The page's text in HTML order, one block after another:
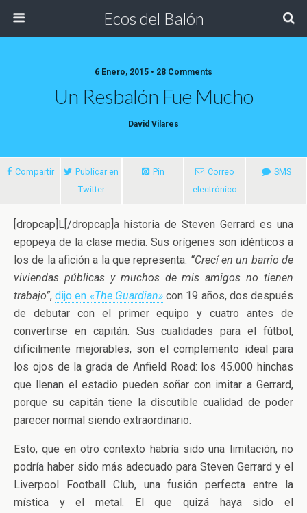
Ecos del Balón
6 Enero, 2015 • 28 Comments
Un Resbalón Fue Mucho
David Vilares
Compartir
Publicar en
Twitter
Pin
Correo
electrónico
SMS
[dropcap]L[/dropcap]a historia de Steven Gerrard es una
epopeya de la clase media. Sus orígenes son idénticos a
los de la afición a la que representa: “Crecí en un barrio de
viviendas públicas y muchos de mis amigos no tienen
trabajo”,dijo en «The Guardian»con 19 años, dos después
de debutar con el primer equipo y cuatro antes de
convertirse en capitán. Sus cualidades para el fútbol,
difícilmente mejorables, son el complemento ideal para
los ojos de la grada de Anfield Road: los 45.000 hinchas
que llenan el estadio pueden soñar con imitar a Gerrard,
porque su capitán tiene la discutible cualidad de poder
parecer normal siendo extraordinario.
Esto, que en otro contexto habría sido una limitación, no
podría haber sido más adecuado para Steven Gerrard y el
Liverpool Football Club, una fusión perfecta entre la
mística y el metal. El que quizá haya sido el